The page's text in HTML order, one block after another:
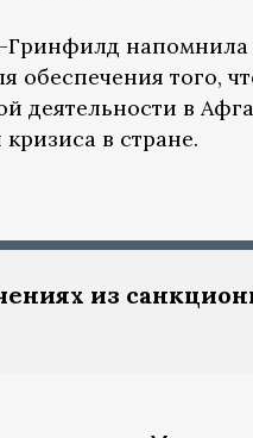
напомнила
обеспечения того,
деятельности в
в стране.
из